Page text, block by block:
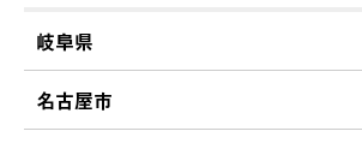
岐阜県
名古屋市